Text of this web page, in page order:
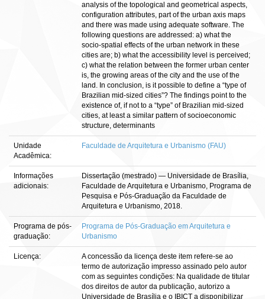
analysis of the topological and geometrical aspects,
configuration attributes, part of the urban axis maps
and there was made using adequate software. The
following questions are addressed: a) what the
socio-spatial effects of the urban network in these
cities are; b) what the accessibility level is perceived;
c) what the relation between the former urban center
is, the growing areas of the city and the use of the
land. In conclusion, is it possible to define a “type of
Brazilian mid-sized cities”? The findings point to the
existence of, if not to a “type” of Brazilian mid-sized
cities, at least a similar pattern of socioeconomic
structure, determinants
Unidade
Acadêmica:
Faculdade de Arquitetura e Urbanismo (FAU)
Informações
adicionais:
Dissertação (mestrado) — Universidade de Brasília,
Faculdade de Arquitetura e Urbanismo, Programa de
Pesquisa e Pós-Graduação da Faculdade de
Arquitetura e Urbanismo, 2018.
Programa de pós-
graduação:
Programa de Pós-Graduação em Arquitetura e
Urbanismo
Licença:
A concessão da licença deste item refere-se ao
termo de autorização impresso assinado pelo autor
com as seguintes condições: Na qualidade de titular
dos direitos de autor da publicação, autorizo a
Universidade de Brasília e o IBICT a disponibilizar